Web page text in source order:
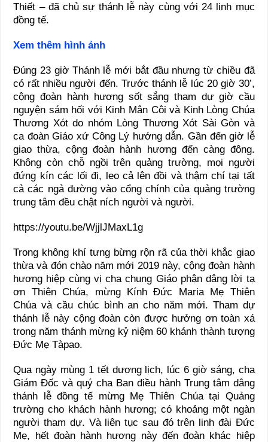
Thiết – đã chủ sự thánh lễ này cùng với 24 linh mục
đồng tế.
Xem thêm hình ảnh
Đúng 23 giờ Thánh lễ mới bắt đầu nhưng từ chiều đã
có rất nhiều người đến. Trước thánh lễ lúc 20 giờ 30’,
cộng đoàn hành hương sốt sắng tham dự giờ cầu
nguyện sám hối với Kinh Mân Côi và Kinh Lòng Chúa
Thương Xót do nhóm Lòng Thương Xót Sài Gòn và
ca đoàn Giáo xứ Công Lý hướng dẫn. Gần đến giờ lễ
giao thừa, cộng đoàn hành hương đến càng đông.
Không còn chỗ ngồi trên quảng trường, mọi người
đứng kín các lối đi, leo cả lên đồi và thậm chí tại tất
cả các ngả đường vào cổng chính của quảng trường
trung tâm đều chật ních người và người.
https://youtu.be/WjjlJMaxL1g
Trong không khí tưng bừng rộn rã của thời khắc giao
thừa và đón chào năm mới 2019 này, cộng đoàn hành
hương hiệp cùng vị cha chung Giáo phận dâng lời tạ
ơn Thiên Chúa, mừng Kính Đức Maria Mẹ Thiên
Chúa và cầu chúc bình an cho năm mới. Tham dự
thánh lễ này cộng đoàn còn được hưởng ơn toàn xá
trong năm thánh mừng kỷ niệm 60 khánh thành tượng
Đức Mẹ Tàpao.
Qua ngày mùng 1 tết dương lịch, lúc 6 giờ sáng, cha
Giám Đốc và quý cha Ban điều hành Trung tâm dâng
thánh lễ đồng tế mừng Mẹ Thiên Chúa tại Quảng
trường cho khách hành hương; có khoảng một ngàn
người tham dự. Và liên tục sau đó trên linh đài Đức
Mẹ, hết đoàn hành hương này đến đoàn khác hiệp